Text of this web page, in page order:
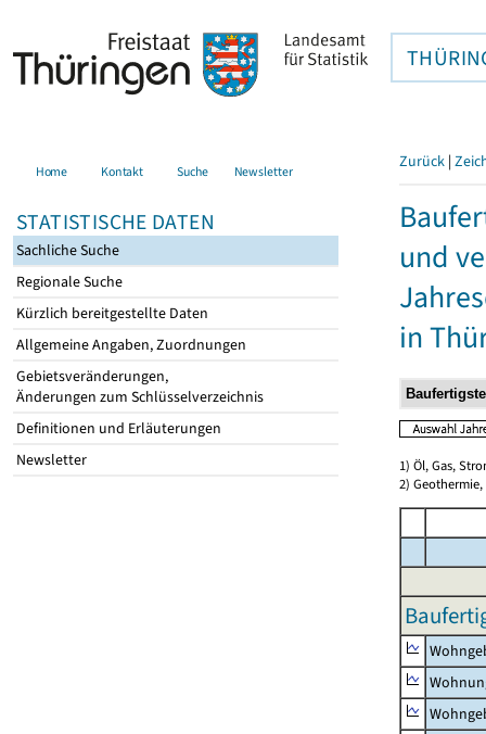
Home Kontakt Suche Newsletter
STATISTISCHE DATEN
Sachliche Suche
Regionale Suche
Kürzlich bereitgestellte Daten
Allgemeine Angaben, Zuordnungen
Gebietsveränderungen,
Änderungen zum Schlüsselverzeichnis
Definitionen und Erläuterungen
Newsletter
Zurück |
und
in
1) Öl, Gas,
2)